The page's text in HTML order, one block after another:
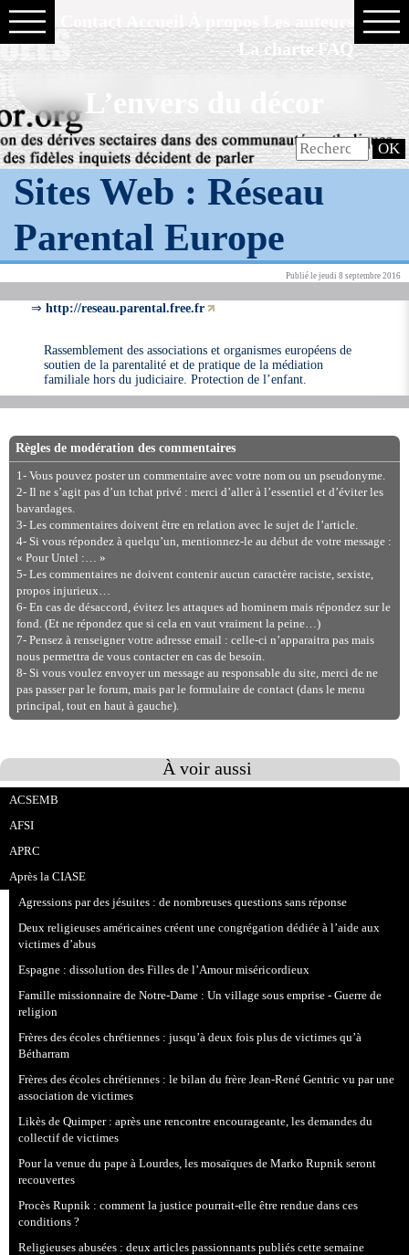
La charte FAQ
L’envers du décor
Sites Web :Réseau
Parental Europe
Publié le jeudi 8 septembre 2016
⇒http://reseau.parental.free.fr
Rassemblement des associations et organismes européens de
soutien de la parentalité et de pratique de la médiation
familiale hors du judiciaire. Protection de l’enfant.
Règles de modération des commentaires
1- Vous pouvez poster un commentaire avec votre nom ou un pseudonyme.
2- Il ne s’agit pas d’un tchat privé : merci d’aller à l’essentiel et d’éviter les
bavardages.
3- Les commentaires doivent être en relation avec le sujet de l’article.
4- Si vous répondez à quelqu’un, mentionnez-le au début de votre message :
« Pour Untel :… »
5- Les commentaires ne doivent contenir aucun caractère raciste, sexiste,
propos injurieux…
6- En cas de désaccord, évitez les attaques ad hominem mais répondez sur le
fond. (Et ne répondez que si cela en vaut vraiment la peine…)
7- Pensez à renseigner votre adresse email : celle-ci n’apparaitra pas mais
nous permettra de vous contacter en cas de besoin.
8- Si vous voulez envoyer un message au responsable du site, merci de ne
pas passer par le forum, mais par le formulaire de contact (dans le menu
principal, tout en haut à gauche).
À voir aussi
ACSEMB
AFSI
APRC
Après la CIASE
Agressions par des jésuites : de nombreuses questions sans réponse
Deux religieuses américaines créent une congrégation dédiée à l’aide aux
victimes d’abus
Espagne : dissolution des Filles de l’Amour miséricordieux
Famille missionnaire de Notre-Dame : Un village sous emprise - Guerre de
religion
Frères des écoles chrétiennes : jusqu’à deux fois plus de victimes qu’à
Bétharram
Frères des écoles chrétiennes : le bilan du frère Jean-René Gentric vu par une
association de victimes
Likès de Quimper : après une rencontre encourageante, les demandes du
collectif de victimes
Pour la venue du pape à Lourdes, les mosaïques de Marko Rupnik seront
recouvertes
Procès Rupnik : comment la justice pourrait-elle être rendue dans ces
conditions ?
Religieuses abusées : deux articles passionnants publiés cette semaine